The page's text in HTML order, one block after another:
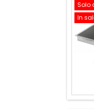
Solo
In